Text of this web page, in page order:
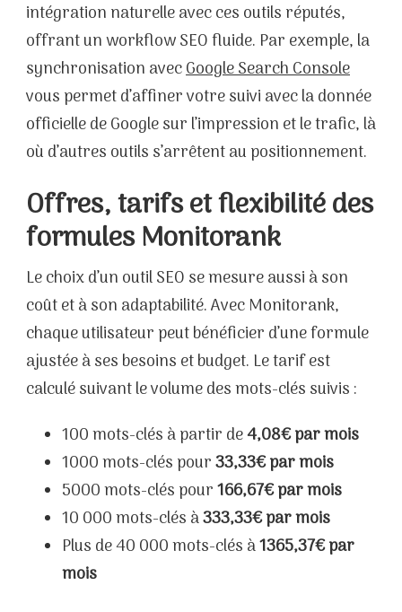
intégration naturelle avec ces outils réputés,
offrant un workflow SEO fluide. Par exemple, la
synchronisation avecGoogle Search Console
vous permet d’affiner votre suivi avec la donnée
officielle de Google sur l’impression et le trafic, là
où d’autres outils s’arrêtent au positionnement.
Offres, tarifs et flexibilité des
formules Monitorank
Le choix d’un outil SEO se mesure aussi à son
coût et à son adaptabilité. Avec Monitorank,
chaque utilisateur peut bénéficier d’une formule
ajustée à ses besoins et budget. Le tarif est
calculé suivant le volume des mots-clés suivis :
100 mots-clés à partir de4,08€ par mois
1000 mots-clés pour33,33€ par mois
5000 mots-clés pour166,67€ par mois
10 000 mots-clés à333,33€ par mois
Plus de 40 000 mots-clés à1365,37€ par
mois